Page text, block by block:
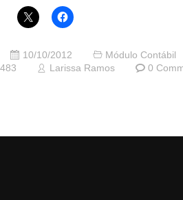
10/10/2012 Módulo Contábil
483
Larissa Ramos 0